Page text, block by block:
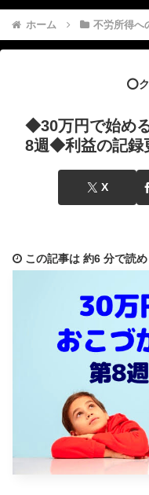
ホーム 不労所得へ
⭕️
◆30万円で始め
8週◆利益の記録
X
この記事は 約6 分で読め